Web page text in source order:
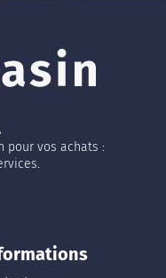
pour vos achats :